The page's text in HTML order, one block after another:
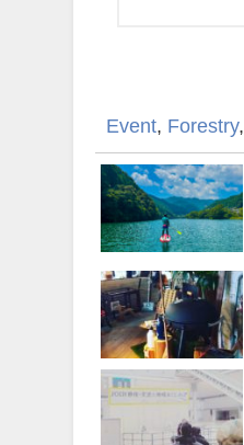
Event, Forestry,